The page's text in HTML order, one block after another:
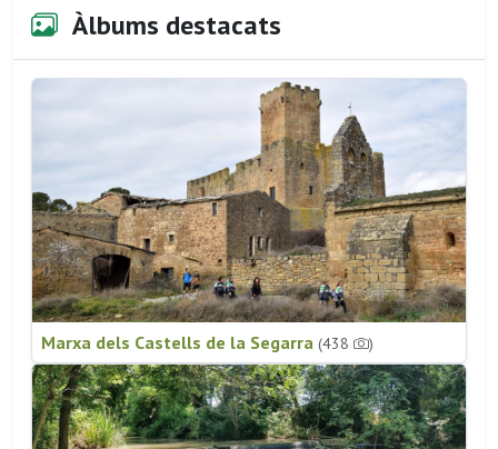
Àlbums destacats
Marxa dels Castells de la Segarra (438 )